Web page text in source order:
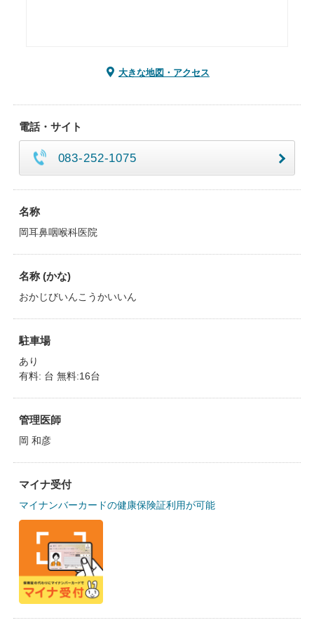
大きな地図・アクセス
電話・サイト
083-252-1075
名称
岡耳鼻咽喉科医院
名称 (かな)
おかじびいんこうかいいん
駐車場
あり
有料: 台 無料:16台
管理医師
岡 和彦
マイナ受付
マイナンバーカードの健康保険証利用が可能